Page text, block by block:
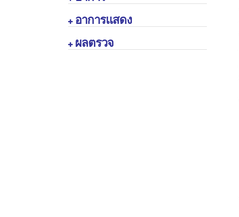
 อาการแสดง
 ผลตรวจ